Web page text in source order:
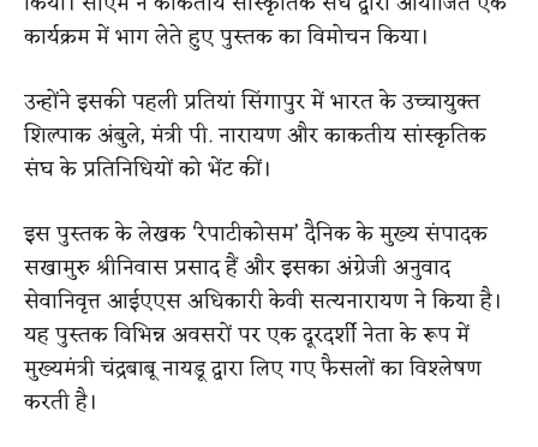
कार्यक्रम में भाग लेते हुए पुस्तक का विमोचन किया।
उन्होंने इसकी पहली प्रतियां सिंगापुर में भारत के उच्चायुक्त
शिल्पाक अंबुले, मंत्री पी. नारायण और काकतीय सांस्कृतिक
संघ के प्रतिनिधियों को भेंट कीं।
इस पुस्तक के लेखक ‘रेपाटीकोसम’ दैनिक के मुख्य संपादक
सखामुरु श्रीनिवास प्रसाद हैं और इसका अंग्रेजी अनुवाद
सेवानिवृत्त आईएएस अधिकारी केवी सत्यनारायण ने किया है।
यह पुस्तक विभिन्न अवसरों पर एक दूरदर्शी नेता के रूप में
मुख्यमंत्री चंद्रबाबू नायडू द्वारा लिए गए फैसलों का विश्लेषण
करती है।